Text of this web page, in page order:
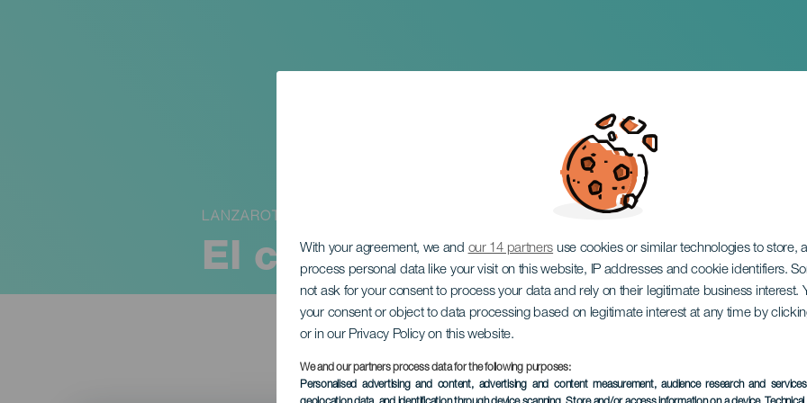
With your agreement, we and our 14 partners use cookies or similar technologies to store,
process personal data like your visit on this website, IP addresses and cookie identifiers.
not ask for your consent to process your data and rely on their legitimate business interest.
your consent or object to data processing based on legitimate interest at any time by
or in our Privacy Policy on this website.
We and our partners process data for the following purposes:
Personalised advertising and content, advertising and content measurement, audience research and
El carnaval de los animales
LANZAROTE
EVENTO PASADO